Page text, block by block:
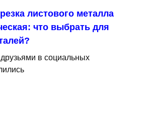
листового металла
что выбрать для
в социальных